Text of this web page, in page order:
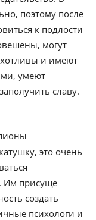
поэтому после
к подлости
могут
и имеют
умеют
славу.
это очень
Им присуще
создать
психологи и